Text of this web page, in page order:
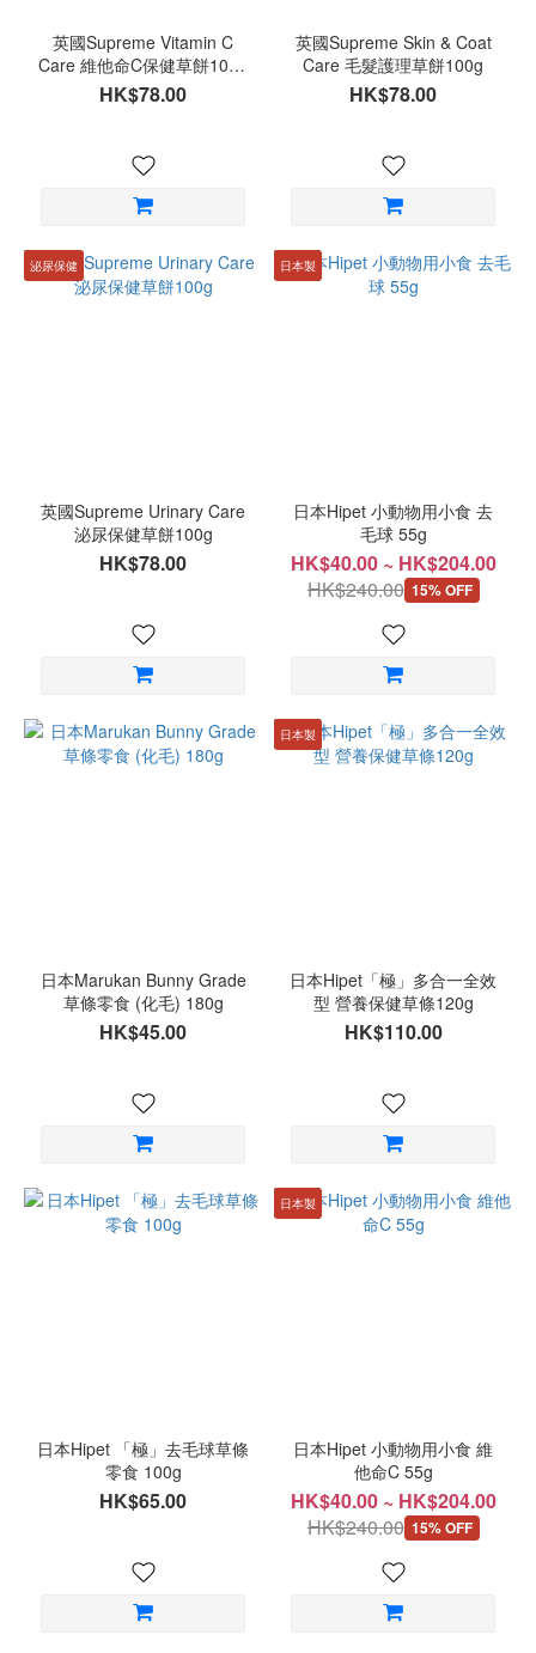
英國Supreme Vitamin C
Care 維他命C保健草餅100g
Science Selective系統
HK$78.00
英國Supreme Skin & Coat
Care 毛髮護理草餅100g
HK$78.00
泌尿保健
英國Supreme Urinary Care
泌尿保健草餅100g
HK$78.00
日本製
日本Hipet 小動物用小食 去
毛球 55g
HK$40.00 ~ HK$204.00
HK$240.00 15% OFF
日本Marukan Bunny Grade
草條零食 (化毛) 180g
HK$45.00
日本製
日本Hipet「極」多合一全效
型 營養保健草條120g
HK$110.00
日本Hipet 「極」去毛球草條
零食 100g
HK$65.00
日本製
日本Hipet 小動物用小食 維
他命C 55g
HK$40.00 ~ HK$204.00
HK$240.00 15% OFF